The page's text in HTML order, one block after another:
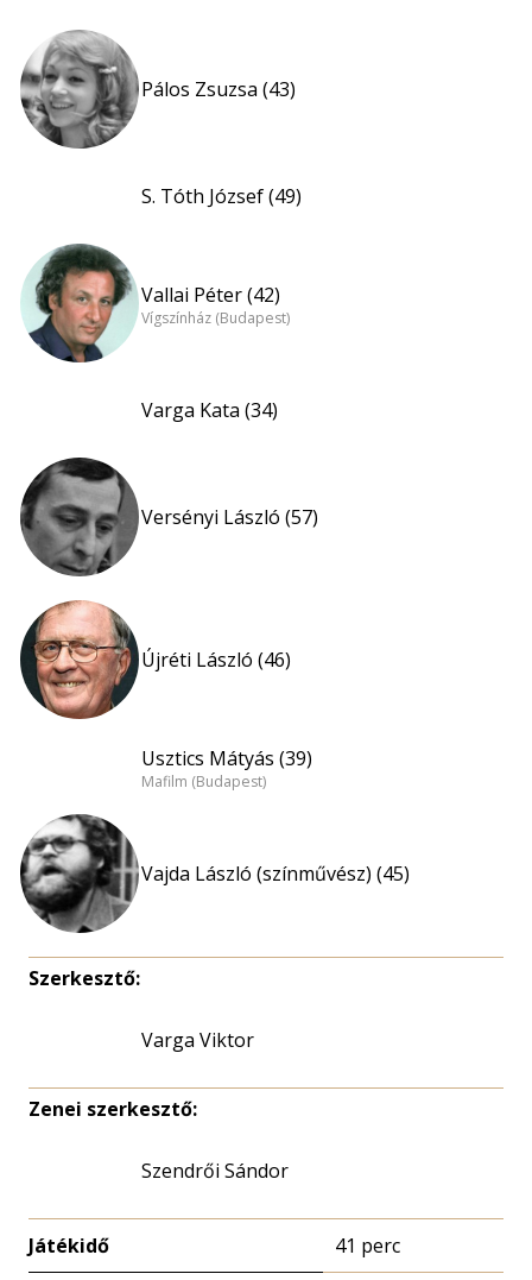
Pálos Zsuzsa (43)
S. Tóth József (49)
Vallai Péter (42)
Vígszínház (Budapest)
Varga Kata (34)
Versényi László (57)
Újréti László (46)
Usztics Mátyás (39)
Mafilm (Budapest)
Vajda László (színművész) (45)
Szerkesztő:
Varga Viktor
Zenei szerkesztő:
Szendrői Sándor
Játékidő 41 perc